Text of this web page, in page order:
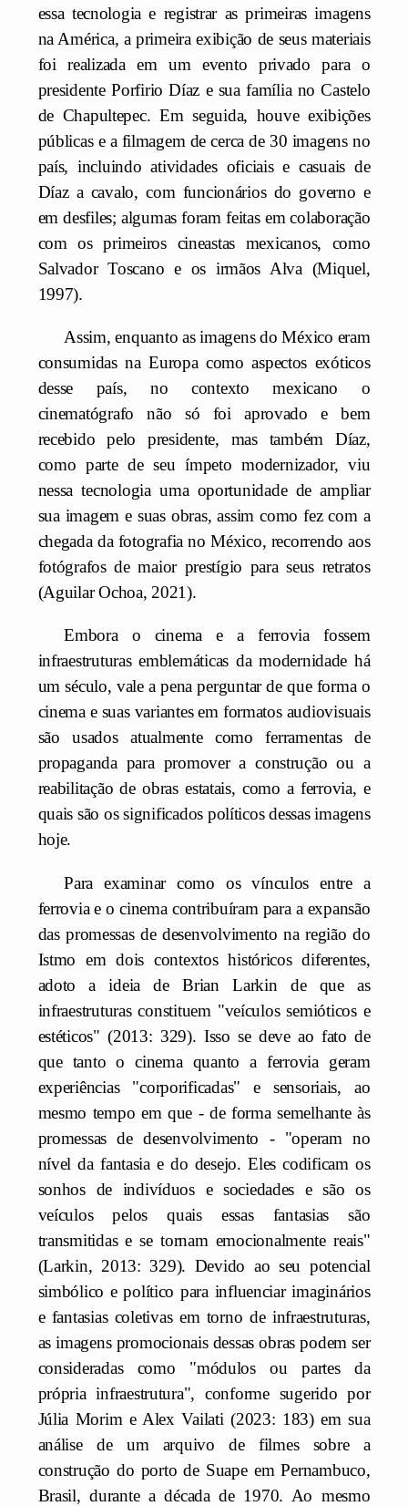
essa tecnologia e registrar as primeiras imagens
na América, a primeira exibição de seus materiais
foi realizada em um evento privado para o
presidente Porfirio Díaz e sua família no Castelo
de Chapultepec. Em seguida, houve exibições
públicas e a filmagem de cerca de 30 imagens no
país, incluindo atividades oficiais e casuais de
Díaz a cavalo, com funcionários do governo e
em desfiles; algumas foram feitas em colaboração
com os primeiros cineastas mexicanos, como
Salvador Toscano e os irmãos Alva (Miquel,
1997).
Assim, enquanto as imagens do México eram
consumidas na Europa como aspectos exóticos
desse país, no contexto mexicano o
cinematógrafo não só foi aprovado e bem
recebido pelo presidente, mas também Díaz,
como parte de seu ímpeto modernizador, viu
nessa tecnologia uma oportunidade de ampliar
sua imagem e suas obras, assim como fez com a
chegada da fotografia no México, recorrendo aos
fotógrafos de maior prestígio para seus retratos
(Aguilar Ochoa, 2021).
Embora o cinema e a ferrovia fossem
infraestruturas emblemáticas da modernidade há
um século, vale a pena perguntar de que forma o
cinema e suas variantes em formatos audiovisuais
são usados atualmente como ferramentas de
propaganda para promover a construção ou a
reabilitação de obras estatais, como a ferrovia, e
quais são os significados políticos dessas imagens
hoje.
Para examinar como os vínculos entre a
ferrovia e o cinema contribuíram para a expansão
das promessas de desenvolvimento na região do
Istmo em dois contextos históricos diferentes,
adoto a ideia de Brian Larkin de que as
infraestruturas constituem "veículos semióticos e
estéticos" (2013: 329). Isso se deve ao fato de
que tanto o cinema quanto a ferrovia geram
experiências "corporificadas" e sensoriais, ao
mesmo tempo em que - de forma semelhante às
promessas de desenvolvimento - "operam no
nível da fantasia e do desejo. Eles codificam os
sonhos de indivíduos e sociedades e são os
veículos pelos quais essas fantasias são
transmitidas e se tornam emocionalmente reais"
(Larkin, 2013: 329). Devido ao seu potencial
simbólico e político para influenciar imaginários
e fantasias coletivas em torno de infraestruturas,
as imagens promocionais dessas obras podem ser
consideradas como "módulos ou partes da
própria infraestrutura", conforme sugerido por
Júlia Morim e Alex Vailati (2023: 183) em sua
análise de um arquivo de filmes sobre a
construção do porto de Suape em Pernambuco,
Brasil, durante a década de 1970. Ao mesmo